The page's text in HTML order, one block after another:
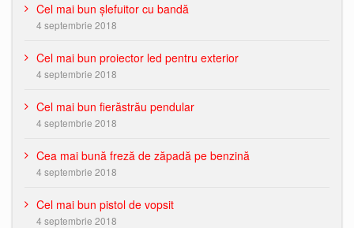
Cel mai bun șlefuitor cu bandă
4 septembrie 2018
Cel mai bun proiector led pentru exterior
4 septembrie 2018
Cel mai bun fierăstrău pendular
4 septembrie 2018
Cea mai bună freză de zăpadă pe benzină
4 septembrie 2018
Cel mai bun pistol de vopsit
4 septembrie 2018